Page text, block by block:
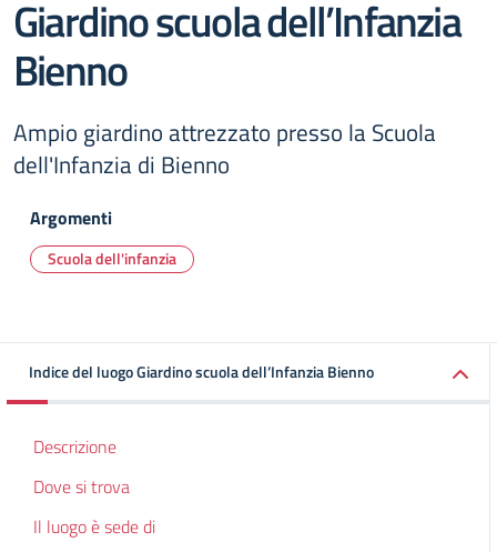
Giardino scuola dell’Infanzia
Bienno
Ampio giardino attrezzato presso la Scuola
dell'Infanzia di Bienno
Argomenti
Scuola dell'infanzia
Indice del luogo Giardino scuola dell’Infanzia Bienno
Descrizione
Dove si trova
Il luogo è sede di